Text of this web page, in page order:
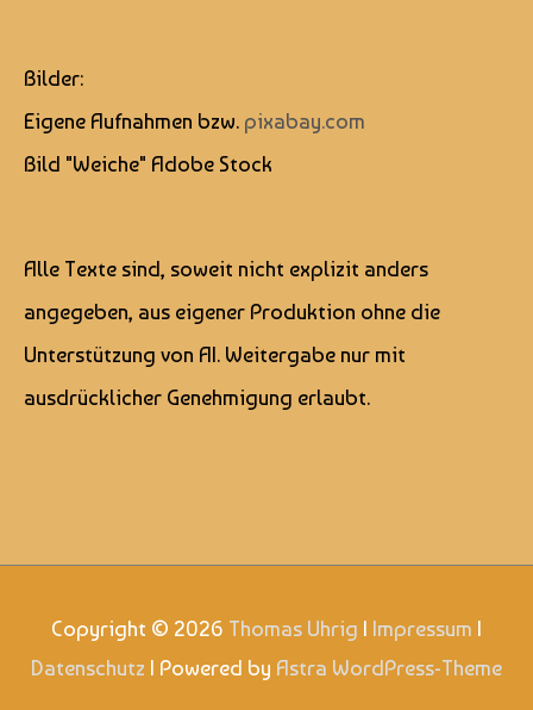
Bilder:
Eigene Aufnahmen bzw. pixabay.com
Bild "Weiche" Adobe Stock
Alle Texte sind, soweit nicht explizit anders
angegeben, aus eigener Produktion ohne die
Unterstützung von AI. Weitergabe nur mit
ausdrücklicher Genehmigung erlaubt.
Copyright © 2026 Thomas Uhrig | Impressum |
Datenschutz | Powered by Astra WordPress-Theme